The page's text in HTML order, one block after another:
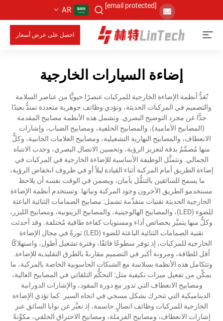
[email protected]
AR
احصل على عرض أسعار
إضاءة السيارات الخارجية
تُعَدُّ أنظمة الإضاءة الخارجية للمركبات عنصرًا حيويًّا من عناصر السلامة
والتصميم في المركبات الحديثة، وتؤدي وظائف جوهرية متعددة تمتدُّ بعيدًا
جدًّا عن مجرد التوضيح البصري. وتشمل هذه الأنظمة مصابيح المقدمة
(المصابيح الأمامية)، والمصابيح الخلفية، ومصابيح الضباب، وإشارات
الانعطاف، والمصابيح النهارية التشغيلية، ومصابيح العلامات الجانبية، وكلٌّ
منها مُصمَّمٌ بدقة لتعزيز الرؤية، وتحسين الاتصال البصري، وجذب الانتباه
الجمالي. وتتمثَّل الوظيفة الأساسية للإضاءة الخارجية في المركبات في
إضاءة الطريق أمام المركبة أثناء القيادة ليلاً أو في ظروف انخفاض الرؤية،
ما يسمح للسائقين بالتنقُّل بأمان، ويضمن في الوقت نفسه أن يلاحظ
مستخدمو الطريق الآخرون وجود المركبة ونياتها. وتستخدم أنظمة الإضاءة
الخارجية الحديثة تقنيات متقدِّمة تشمل: مصابيح الصمامات الثنائية الباعثة
للضوء (LED)، والمصابيح الهالوجينية، والمصابيح الزينونية، ومصابيح الليزر،
وكلٌّ منها يتميَّز بخصائص أداء ومستويات كفاءة طاقية مُختلفة. وقد أحدثت
تقنية الصمامات الثنائية الباعثة للضوء (LED) ثورةً في مجال الإضاءة
الخارجية للمركبات، إذ توفر سطوعًا فائقًا، وفترة تشغيل أطول، واستهلاكًا
أقل للطاقة، ومرونة أكبر في التصميم مقارنةً بالطرق التقليدية للإضاءة.
وتتكامل هذه الأنظمة بسلاسة مع الشبكات الحاسوبية الخاصة بالمركبة، ما
يمكِّن من تفعيل ميزات تكيفية مثل: التحكُّم التلقائي في المصابيح العالية،
ومصابيح الانعطاف التي تدور مع دورة المقود، والإشارات الدورانية
الديناميكية التي تتحرك بشكل مسحي في اتجاه السير. كما تؤدي الإضاءة
الخارجية للمركبات وظائف اتصالٍ حاسمة، إذ تعبِّر عن نوايا السائق عبر
إشارات الانعطاف، ومصابيح الفرملة، ومصابيح الاحتراق الخلفي، مكوِّنةً